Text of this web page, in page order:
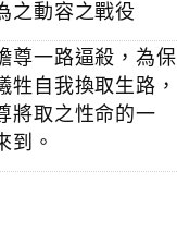
之動容之戰役
尊一路逼殺，為保
牲自我換取生路，
將取之性命的一
到。